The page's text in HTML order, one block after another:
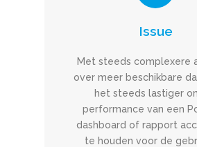
Issue
Met steeds complexere
over meer beschikbare
het steeds lastiger
performance van een
dashboard of rapport
te houden voor de